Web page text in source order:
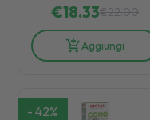
Integratore Alimentare
€18.33€22.00
Aggiungi
-42%